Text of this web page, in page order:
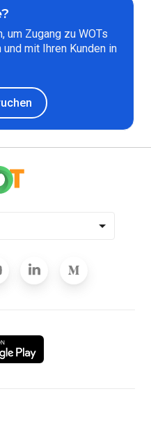
um Zugang zu WOTs
mit Ihren Kunden in